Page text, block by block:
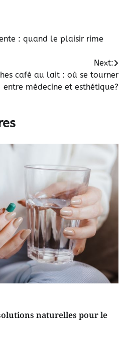
: quand le plaisir rime
Next:
café au lait : où se tourner
entre médecine et esthétique?
naturelles pour le